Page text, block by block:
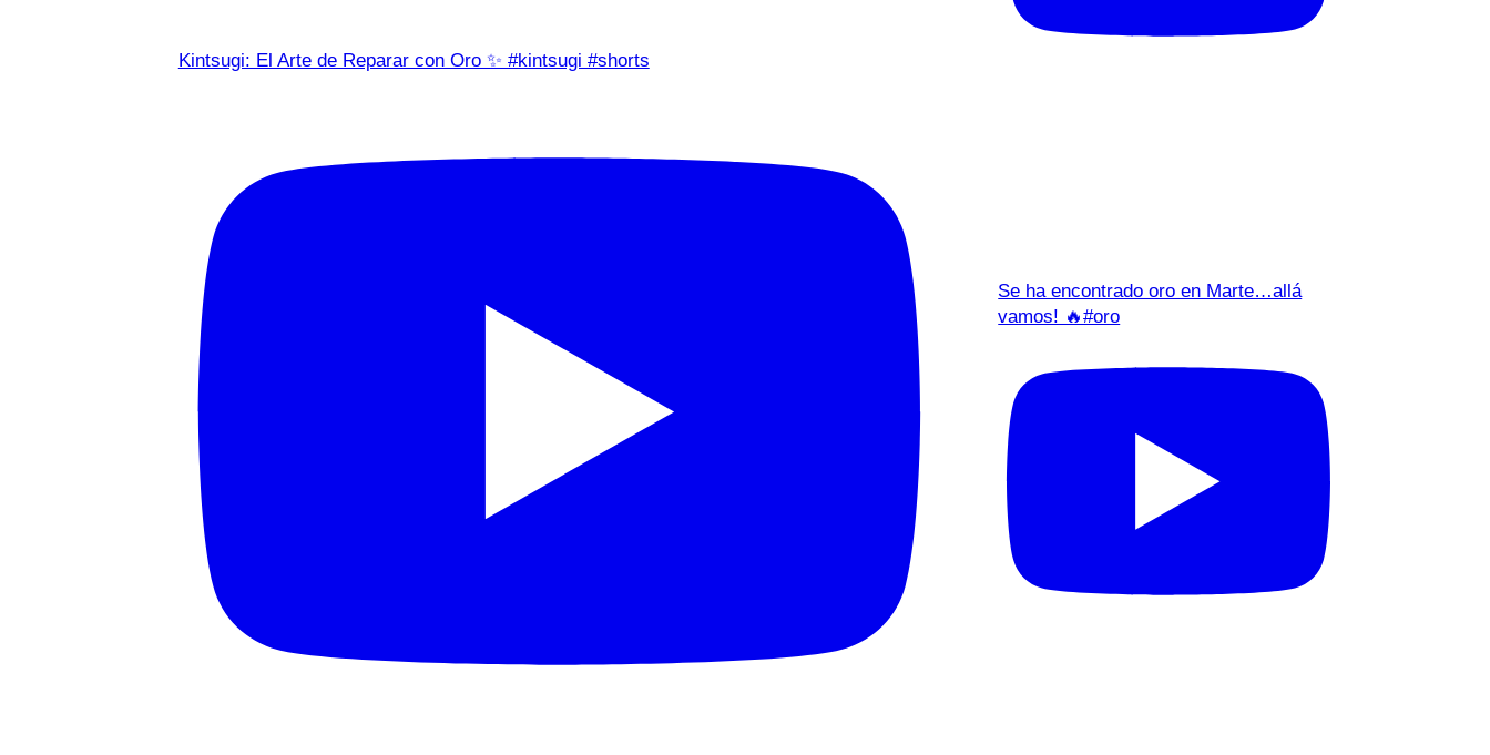
Kintsugi: El Arte de Reparar con Oro ✨ #kintsugi #shorts
Se ha encontrado oro en Marte…allá
vamos! 🔥#oro